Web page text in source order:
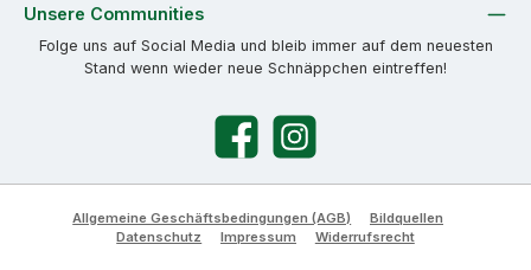
Unsere Communities
Folge uns auf Social Media und bleib immer auf dem neuesten
Stand wenn wieder neue Schnäppchen eintreffen!
FacebookInstagram
Allgemeine Geschäftsbedingungen (AGB)
Bildquellen
Datenschutz
Impressum Widerrufsrecht